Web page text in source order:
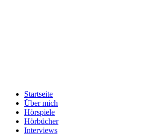
Startseite
Über mich
Hörspiele
Hörbücher
Interviews